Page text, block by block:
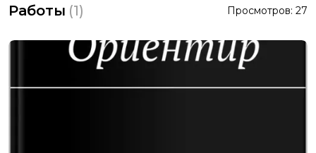
Работы (1) Просмотров: 27